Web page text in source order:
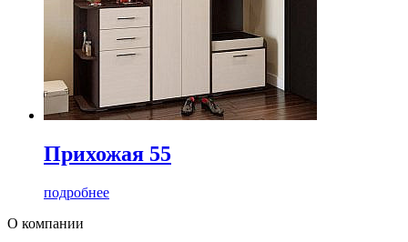
Прихожая 55
подробнее
О компании